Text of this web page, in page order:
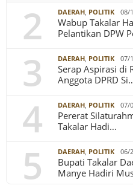
2 DAERAH, POLITIK 08/
Wabup Takalar
Pelantikan DPW
3 DAERAH, POLITIK 07/
Serap Aspirasi di
Anggota DPRD
4 DAERAH, POLITIK 07/
Pererat
Takalar Hadi…
5 DAERAH, POLITIK 06/
Bupati Takalar
Manye Hadiri